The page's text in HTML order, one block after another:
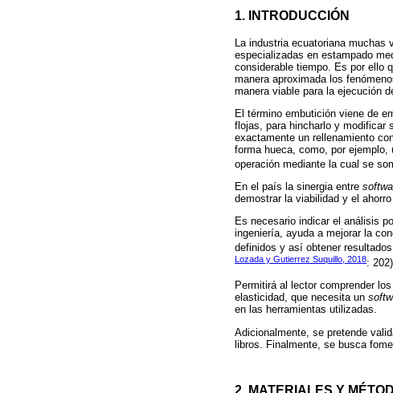
1. INTRODUCCIÓN
La industria ecuatoriana muchas
especializadas en estampado
considerable tiempo. Es por ello
manera aproximada los
manera viable para la ejecución
El término embutición viene de
flojas, para hincharlo y modificar
exactamente un rellenamiento
forma hueca, como, por
operación mediante la cual se
En el país la sinergia entre
demostrar la viabilidad y el
Es necesario indicar el análisis
ingeniería, ayuda a mejorar la
definidos y así obtener
Lozada y Gutierrez Suquillo, 2018:
Permitirá al lector comprender
elasticidad, que necesita un
en las herramientas utilizadas.
Adicionalmente, se pretende
libros. Finalmente, se busca
2. MATERIALES Y